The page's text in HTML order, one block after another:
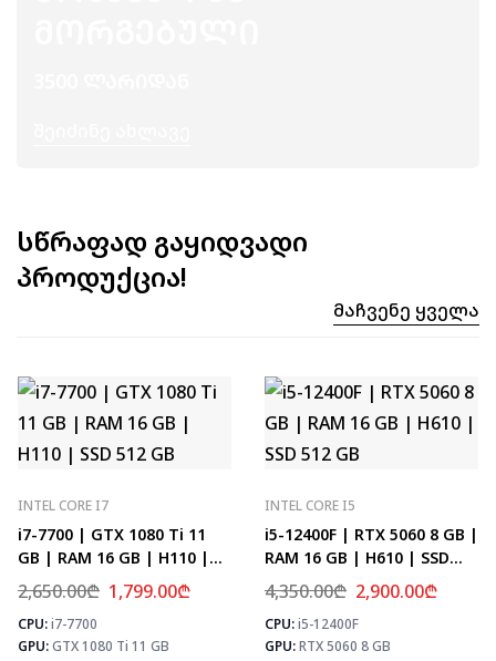
სწრაფად გაყიდვადი
პროდუქცია!
Მაჩვენე Ყველა
INTEL CORE I7
i7-7700 | GTX 1080 Ti 11
GB | RAM 16 GB | H110 |
SSD 512 GB
2,650.00₾ 1,799.00₾
CPU:i7-7700
GPU:GTX 1080 Ti 11 GB
⚡ MAX FPS
CS2
156
INTEL CORE I5
i5-12400F | RTX 5060 8 GB |
RAM 16 GB | H610 | SSD
512 GB
4,350.00₾ 2,900.00₾
CPU:i5-12400F
GPU:RTX 5060 8 GB